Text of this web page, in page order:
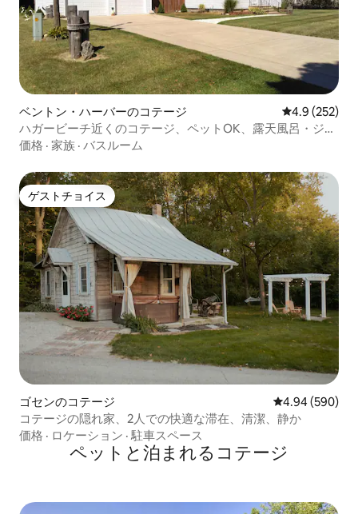
ベントン・ハーバーのコテージ レビュー252
4.9 (252)
ハガービーチ近くのコテージ、ペットOK、露天風呂・ジャ
グジー付き
価格 · 家族 · バスルーム
ゲストチョイス
ゲストチョイス
ゴセンのコテージ レビュー590
4.94 (590)
コテージの隠れ家、2人での快適な滞在、清潔、静か
価格 · ロケーション ·駐車スペース
ペットと泊まれるコテージ